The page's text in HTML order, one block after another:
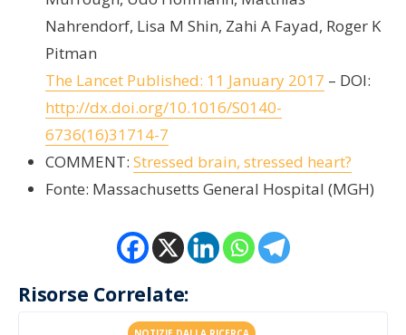
Nahrendorf, Lisa M Shin, Zahi A Fayad, Roger K
Pitman
The Lancet Published: 11 January 2017 – DOI:
http://dx.doi.org/10.1016/S0140-
6736(16)31714-7
COMMENT: Stressed brain, stressed heart?
Fonte: Massachusetts General Hospital (MGH)
Risorse Correlate: